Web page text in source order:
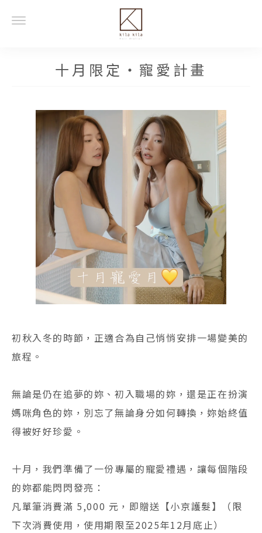
十月限定・寵愛計畫
初秋入冬的時節，正適合為自己悄悄安排一場變美的
旅程。
無論是仍在追夢的妳、初入職場的妳，還是正在扮演
媽咪角色的妳，別忘了無論身分如何轉換，妳始終值
得被好好珍愛。
十月，我們準備了一份專屬的寵愛禮遇，讓每個階段
的妳都能閃閃發亮：
凡單筆消費滿 5,000 元，即贈送【小京護髮】（限
下次消費使用，使用期限至2025年12月底止）